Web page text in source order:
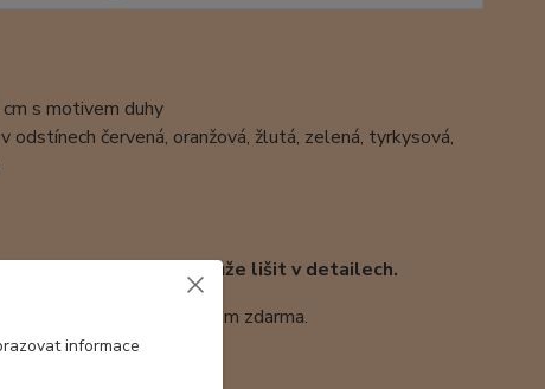
s motivem duhy
odstínech červená, oranžová, žlutá, zelená, tyrkysová,
podobný, který se může lišit v detailech.
kterou přidávám zdarma.
informace